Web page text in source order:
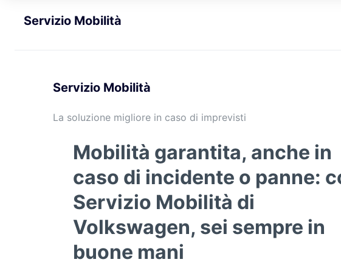
Servizio Mobilità
Servizio Mobilità
La soluzione migliore in caso di imprevisti
Mobilità garantita, anche in
caso di incidente o panne:
Servizio Mobilità di
Volkswagen, sei sempre in
buone mani